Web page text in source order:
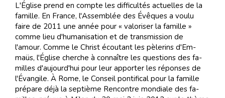
L'Église prend en comp­te les dif­fi­cul­tés ac­tuel­les de la
fa­mille. En France, l'As­sem­blée des Évê­ques a vou­lu
faire de 2011 une an­née pour « va­lo­ri­ser la fa­mille »
comme lieu d'hu­ma­ni­sa­tion et de trans­mis­sion de
l'amour. Comme le Christ écou­tant les pè­le­rins d'Em­
maüs, l'Église cher­che à con­naî­tre les ques­tions des fa­
milles d'au­jourd'hui pour leur ap­por­ter les ré­pon­ses de
l'Évangile. À Rome, le Con­seil pon­ti­fi­cal pour la fa­mille
pré­pare déjà la sep­tième Ren­con­tre mon­diale des fa­